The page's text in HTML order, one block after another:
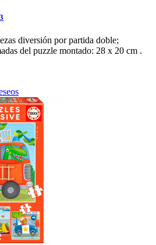
diversión por partida doble;
del puzzle montado: 28 x 20 cm .